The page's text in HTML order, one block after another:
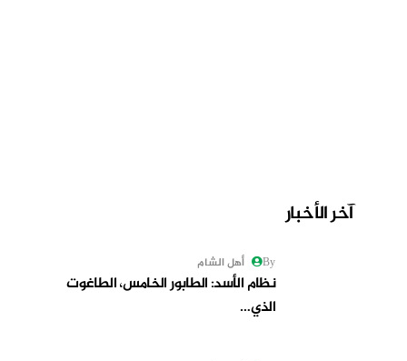
آخر الأخبار
نظام الأسد: الطابور الخامس، الطاغوت
الذي…
By أهل الشام